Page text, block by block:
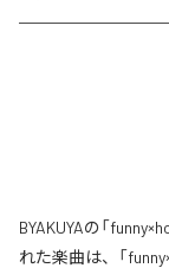
BYAKUYAの「
れた楽曲は、「